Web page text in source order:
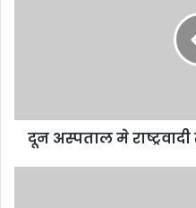
प्रदर्शन
दून अस्पताल मे राष्ट्रवादी